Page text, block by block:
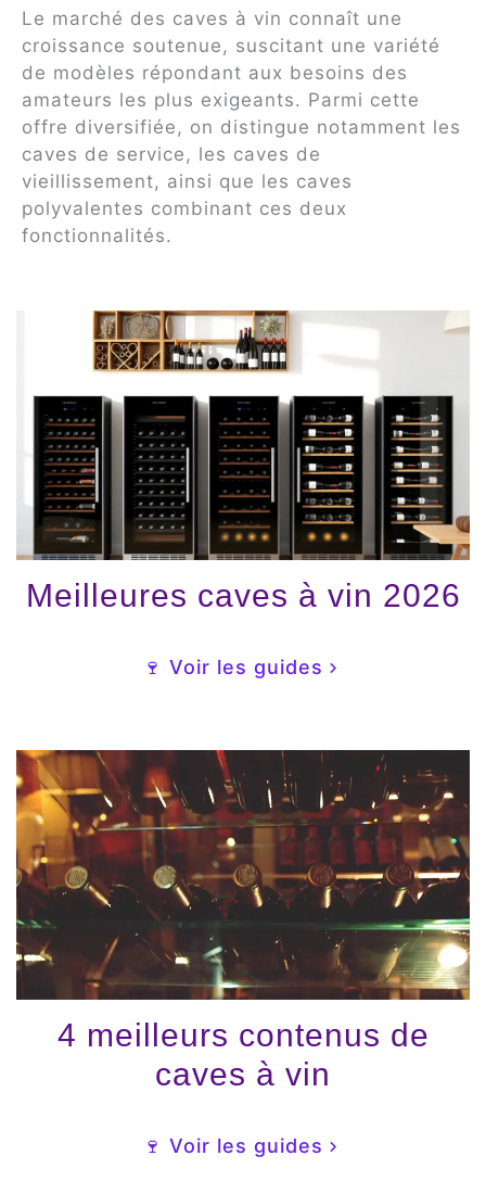
Le marché des caves à vin connaît une
croissance soutenue, suscitant une variété
de modèles répondant aux besoins des
amateurs les plus exigeants. Parmi cette
offre diversifiée, on distingue notamment les
caves de service, les caves de
vieillissement, ainsi que les caves
polyvalentes combinant ces deux
fonctionnalités.
Meilleures caves à vin 2026
🍷 Voir les guides
4 meilleurs contenus de
caves à vin
🍷 Voir les guides